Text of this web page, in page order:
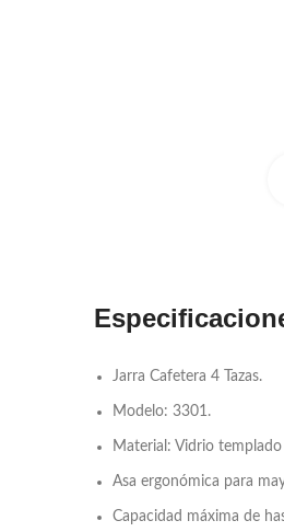
Jarra Cafetera 4 Tazas.
Modelo: 3301.
Material: Vidrio
Asa ergonómica para
Capacidad máxima de